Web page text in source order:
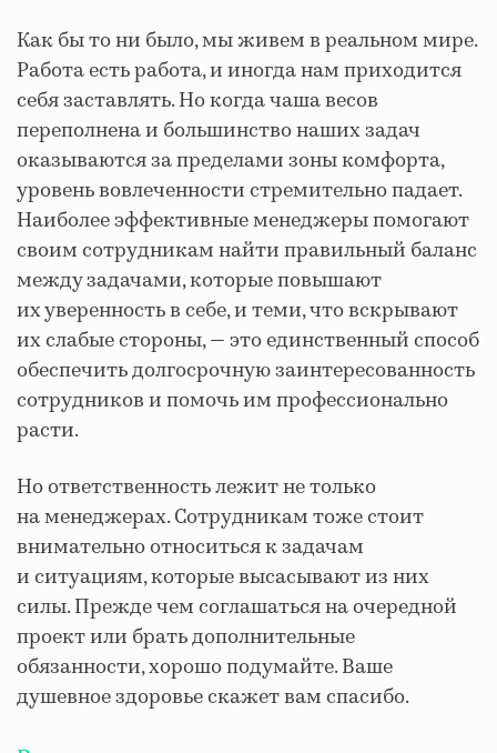
Как бы то ни было, мы живем в реальном мире.
Работа есть работа, и иногда нам приходится
себя заставлять. Но когда чаша весов
переполнена и большинство наших задач
оказываются за пределами зоны комфорта,
уровень вовлеченности стремительно падает.
Наиболее эффективные менеджеры помогают
своим сотрудникам найти правильный баланс
между задачами, которые повышают
их уверенность в себе, и теми, что вскрывают
их слабые стороны, — это единственный способ
обеспечить долгосрочную заинтересованность
сотрудников и помочь им профессионально
расти.
Но ответственность лежит не только
на менеджерах. Сотрудникам тоже стоит
внимательно относиться к задачам
и ситуациям, которые высасывают из них
силы. Прежде чем соглашаться на очередной
проект или брать дополнительные
обязанности, хорошо подумайте. Ваше
душевное здоровье скажет вам спасибо.